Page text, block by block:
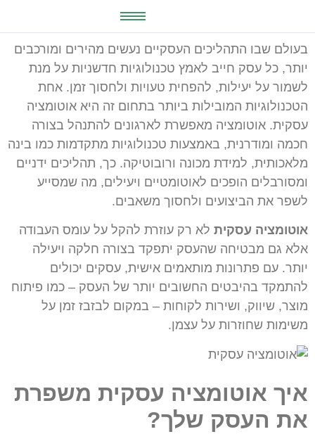
בעולם שבו התהליכים העסקיים נעשים מהירים ומורכבים
יותר, כל עסק חייב לאמץ טכנולוגיות חדשניות על מנת
לשמור על יעילות, להפחית טעויות ולחסוך זמן. אחת
הטכנולוגיות המובילות ביותר בתחום זה היא אוטומציה
עסקית. אוטומציה מאפשרת לארגונים להתנהל בצורה
חכמה ומודרנית, באמצעות טכנולוגיות מתקדמות כמו בינה
מלאכותית, למידת מכונה ורובוטיקה. כך, תהליכים ידניים
ומסורבלים הופכים לאוטומטיים ויעילים, מה שמסייע
לשפר את הביצועים ולחסוך משאבים.
אוטומציה עסקית לא רק עוזרת להקל על עומס העבודה
אלא גם מבטיחה שהעסק יתפקד בצורה חלקה ויעילה
יותר. עם פתרונות מותאמים אישית, עסקים יכולים
להתמקד בהיבטים החשובים יותר של העסק – כמו פיתוח
מוצר, שיווק, ושירות לקוחות – במקום לבזבז זמן על
משימות שחוזרות על עצמן.
איך אוטומציה עסקית משפרת
את העסק שלך?